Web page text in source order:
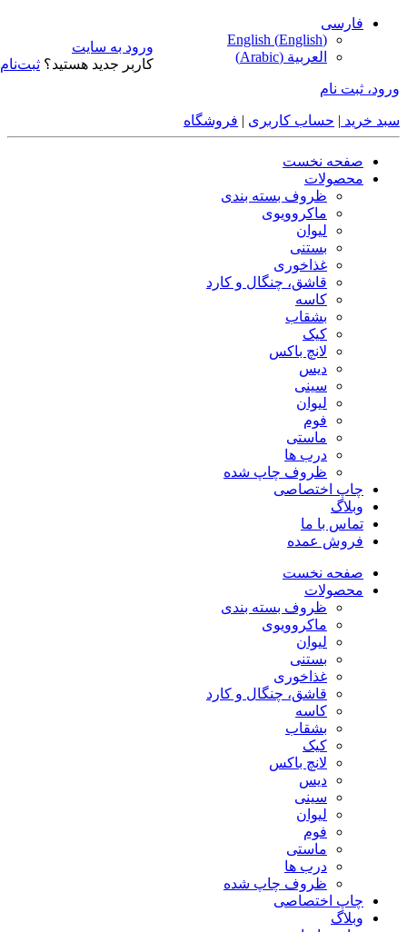
فارسی
English (English)
العربية (
Arabic
)
ورود، ثبت نام
سبد خرید | حساب کاربری | فروشگاه
صفحه نخست
محصولات
ظروف بسته بندی
ماکروویوی
لیوان
بستنی
غذاخوری
قاشق، چنگال و کارد
کاسه
بشقاب
کیک
لانچ باکس
دیس
سینی
لیوان
فوم
ماستی
درب ها
ظروف چاپ شده
چاپ اختصاصی
وبلاگ
تماس با ما
فروش عمده
صفحه نخست
محصولات
ظروف بسته بندی
ماکروویوی
لیوان
بستنی
غذاخوری
قاشق، چنگال و کارد
کاسه
بشقاب
کیک
لانچ باکس
دیس
سینی
لیوان
فوم
ماستی
درب ها
ظروف چاپ شده
چاپ اختصاصی
وبلاگ
ورود به سایت
کاربر جدید هستید؟ ثبت‌نام